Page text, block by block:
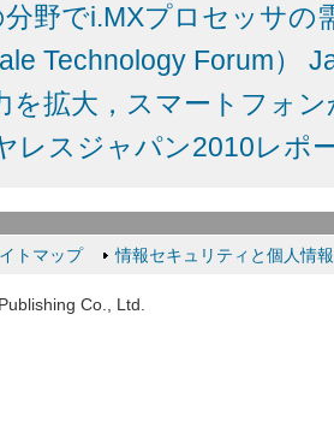
分野でi.MXプロセッサ
Technology Forum）
を拡大，スマートフォ
スジャパン2010レポ
トマップ 情報セキュリティと個人情
Co., Ltd.